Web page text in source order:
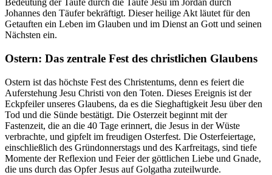
Bedeutung der Taufe durch die Taufe Jesu im Jordan durch
Johannes den Täufer bekräftigt. Dieser heilige Akt läutet für den
Getauften ein Leben im Glauben und im Dienst an Gott und seinen
Nächsten ein.
Ostern: Das zentrale Fest des christlichen Glaubens
Ostern ist das höchste Fest des Christentums, denn es feiert die
Auferstehung Jesu Christi von den Toten. Dieses Ereignis ist der
Eckpfeiler unseres Glaubens, da es die Sieghaftigkeit Jesu über den
Tod und die Sünde bestätigt. Die Osterzeit beginnt mit der
Fastenzeit, die an die 40 Tage erinnert, die Jesus in der Wüste
verbrachte, und gipfelt im freudigen Osterfest. Die Osterfeiertage,
einschließlich des Gründonnerstags und des Karfreitags, sind tiefe
Momente der Reflexion und Feier der göttlichen Liebe und Gnade,
die uns durch das Opfer Jesus auf Golgatha zuteilwurde.